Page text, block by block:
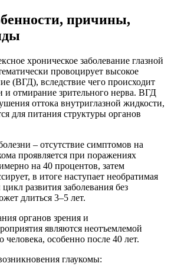
причины,
хроническое заболевание глазной
провоцирует высокое
(ВГД), вследствие чего происходит
и отмирание зрительного нерва. ВГД
оттока внутриглазной жидкости,
для питания структуры органов
– отсутствие симптомов на
проявляется при поражениях
на 40 процентов, затем
в итоге наступает необратимая
развития заболевания без
длиться 3–5 лет.
органов зрения и
являются неотъемлемой
особенно после 40 лет.
глаукомы: